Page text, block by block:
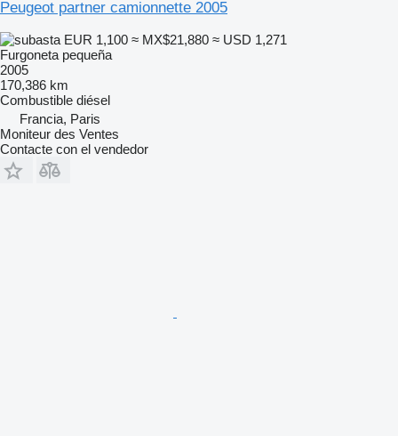
Peugeot partner camionnette 2005
EUR 1,100 ≈ MX$21,880 ≈ USD 1,271
Furgoneta pequeña
2005
170,386 km
Combustible diésel
Francia, Paris
Moniteur des Ventes
Contacte con el vendedor